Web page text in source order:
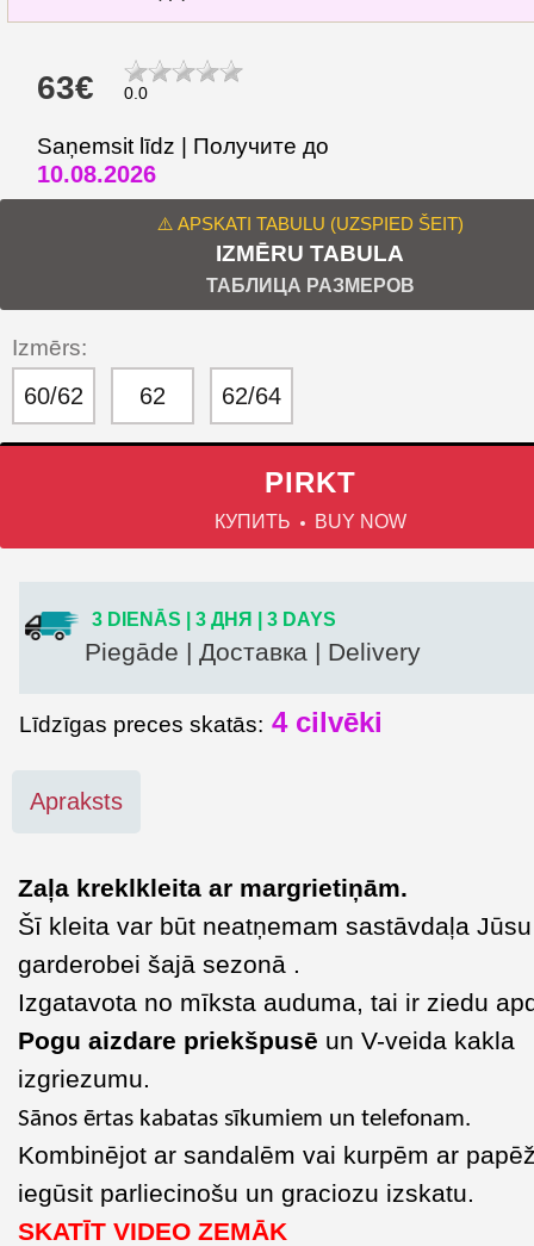
63€ 0.0
Saņemsit līdz | Получите до
10.08.2026
⚠️ APSKATI TABULU (UZSPIED ŠEIT)
IZMĒRU TABULA
ТАБЛИЦА РАЗМЕРОВ
Izmērs:
60/62 62 62/64
PIRKT
КУПИТЬ BUY NOW
3 DIENĀS | 3 ДНЯ | 3 DAYS
Piegāde | Доставка | Delivery
Līdzīgas preces skatās: 4cilvēki
Apraksts
Zaļa kreklkleita ar margrietiņām.
Šī kleita var būt neatņemam sastāvdaļa Jūsu
garderobei šajā sezonā .
Izgatavota no mīksta auduma, tai ir ziedu
Pogu aizdare priekšpusē un V-veida kakla
izgriezumu.
Sānos ērtas kabatas sīkumiem un telefonam.
Kombinējot ar sandalēm vai kurpēm ar
iegūsit parliecinošu un graciozu izskatu.
SKATĪT VIDEO ZEMĀK